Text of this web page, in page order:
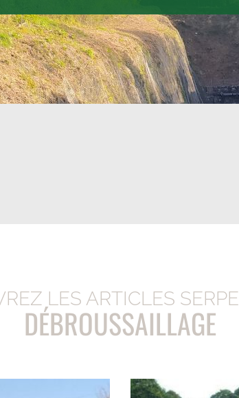
LES ARTICLES SERPE
DÉBROUSSAILLAGE